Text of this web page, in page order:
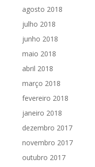
agosto 2018
julho 2018
junho 2018
maio 2018
abril 2018
março 2018
fevereiro 2018
janeiro 2018
dezembro 2017
novembro 2017
outubro 2017